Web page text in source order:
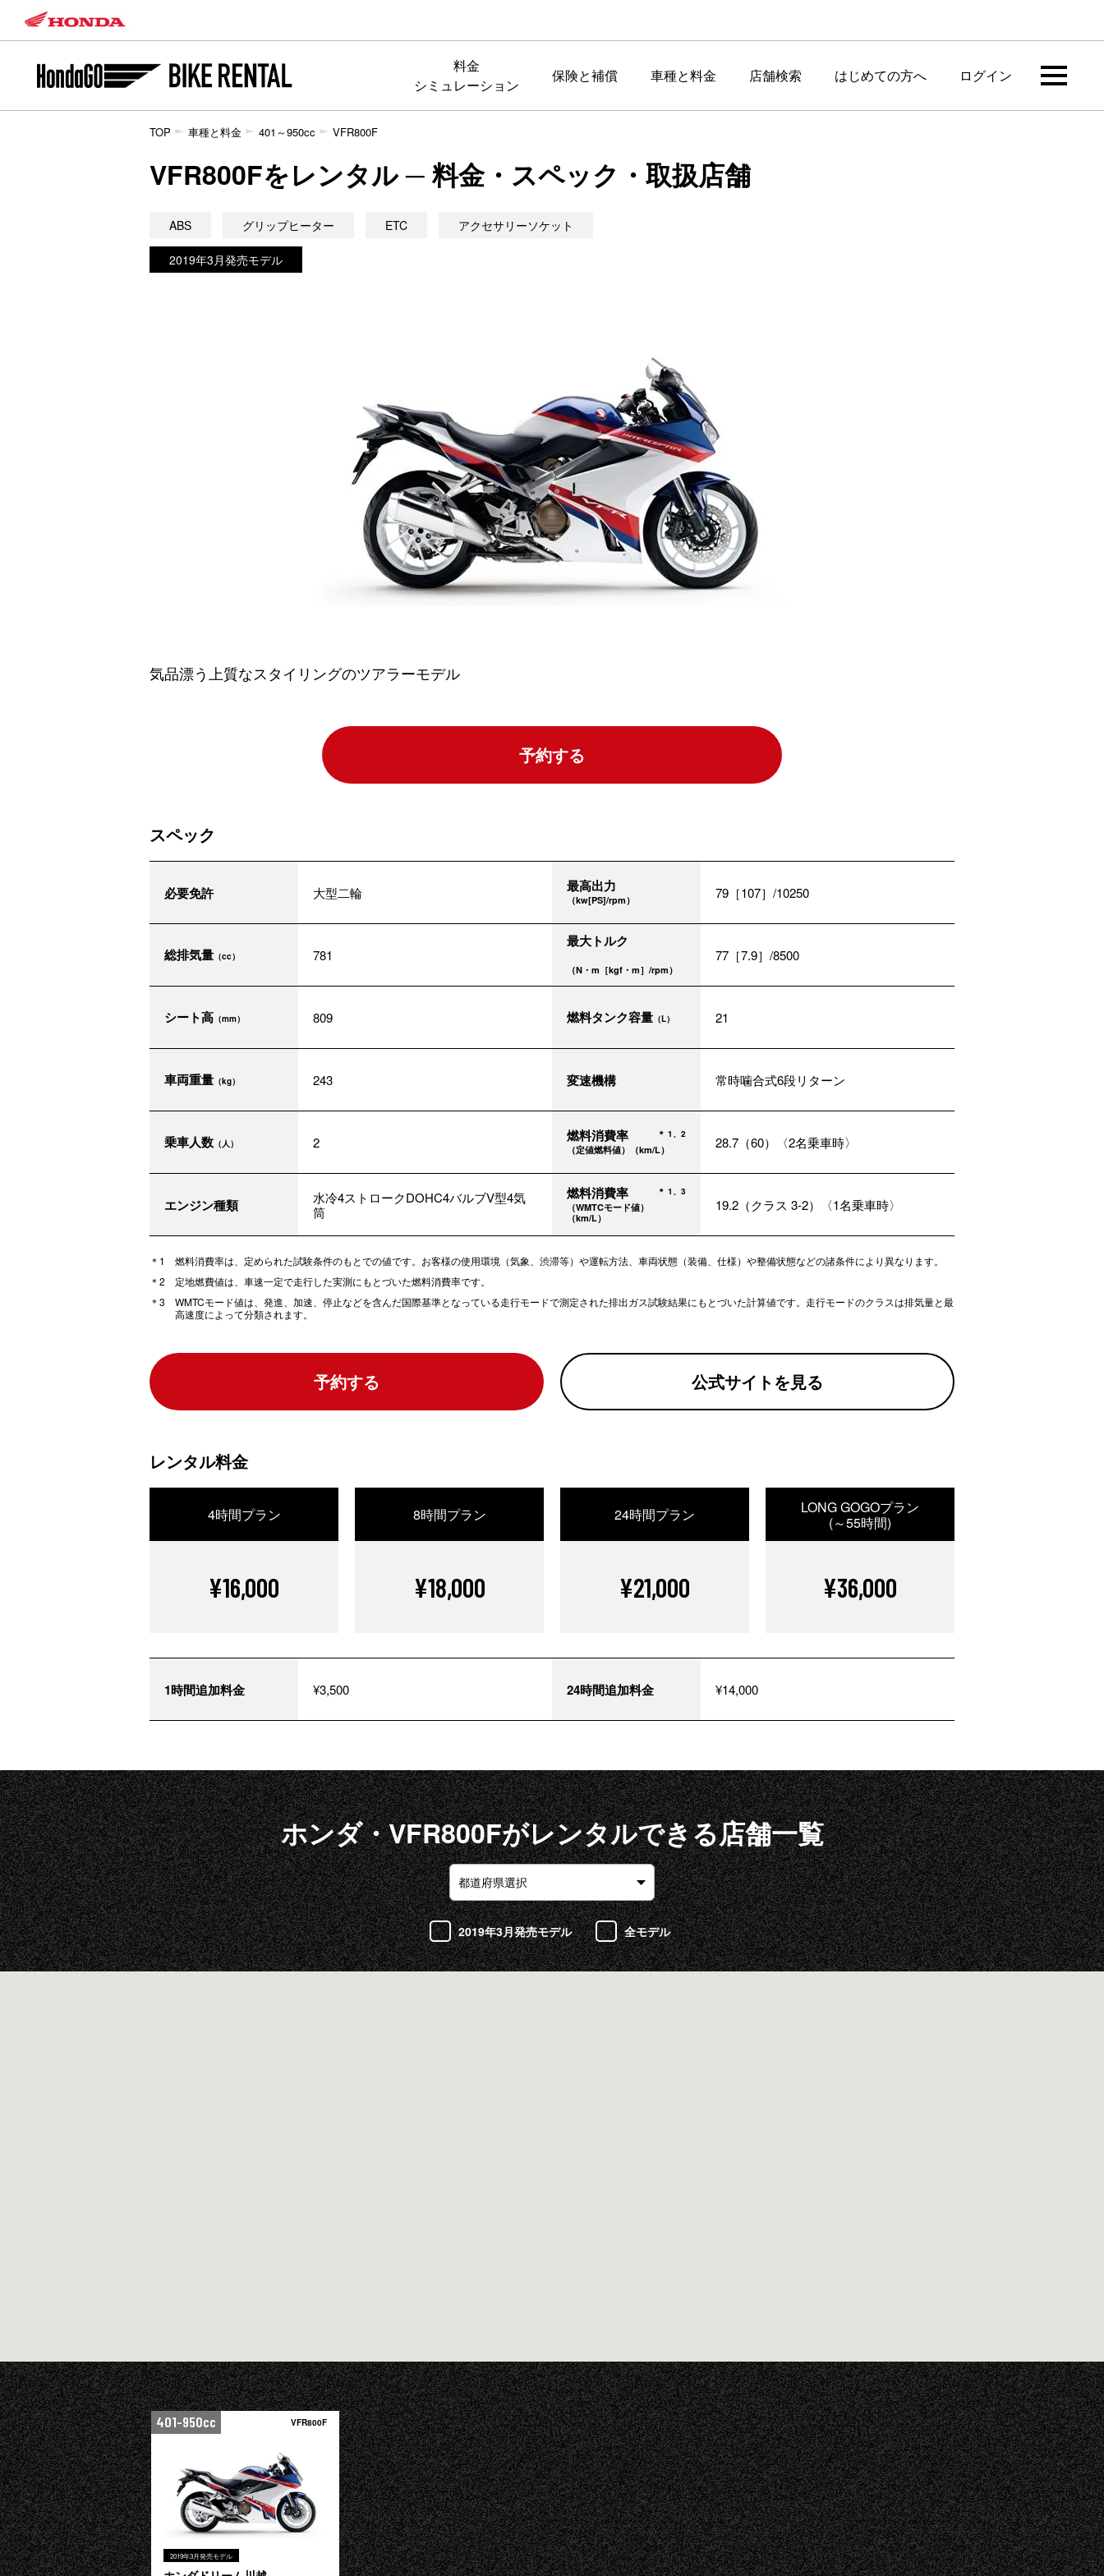
料金
シミュレーション
保険と補償 車種と料金 店舗検索 はじめての方へ ログイン
TOP 車種と料金 401～950cc VFR800F
VFR800Fをレンタル ─ 料金・スペック・取扱店舗
ABS グリップヒーター ETC アクセサリーソケット
2019年3月発売モデル
気品漂う上質なスタイリングのツアラーモデル
予約する
スペック
必要免許 大型二輪
総排気量 （cc） 781
シート高 （mm） 809
車両重量 （kg） 243
乗車人数 （人） 2
エンジン種類
水冷4ストロークDOHC4バルブV型4気
筒
最高出力
（kw[PS]/rpm） 79［107］/10250
最大トルク
（N・m［kgf・m］/rpm）
77［7.9］/8500
燃料タンク容量 （L） 21
変速機構 常時噛合式6段リターン
燃料消費率 ＊ 1、2
（定値燃料値）（km/L） 28.7（60）〈2名乗車時〉
燃料消費率 ＊ 1、3
（WMTCモード値）
（km/L）
19.2（クラス 3-2）〈1名乗車時〉
燃料消費率は、定められた試験条件のもとでの値です。お客様の使用環境（気象、渋滞等）や運転方法、車両状態（装備、仕様）や整備状態などの諸条件により異なります。
定地燃費値は、車速一定で走行した実測にもとづいた燃料消費率です。
WMTCモード値は、発進、加速、停止などを含んだ国際基準となっている走行モードで測定された排出ガス試験結果にもとづいた計算値です。走行モードのクラスは排気量と最
高速度によって分類されます。
予約する 公式サイトを見る
レンタル料金
4時間プラン
¥16,000
8時間プラン
¥18,000
24時間プラン
¥21,000
LONG GOGOプラン
(～55時間)
¥36,000
1時間追加料金 ¥3,500 24時間追加料金 ¥14,000
ホンダ・VFR800Fがレンタルできる店舗一覧
2019年3月発売モデル 全モデル
401-950cc VFR800F
2019年3月発売モデル